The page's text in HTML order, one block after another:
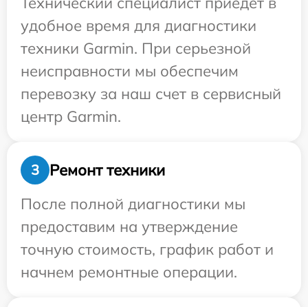
удобное время для диагностики
техники Garmin. При серьезной
неисправности мы обеспечим
перевозку за наш счет в сервисный
центр Garmin.
3
Ремонт техники
После полной диагностики мы
предоставим на утверждение
точную стоимость, график работ и
начнем ремонтные операции.